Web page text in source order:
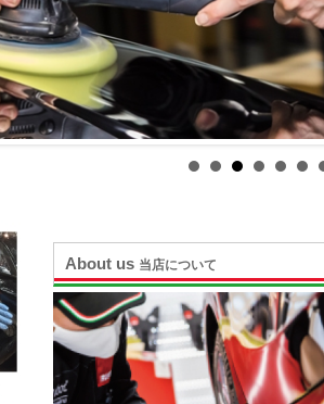
About us 当店について